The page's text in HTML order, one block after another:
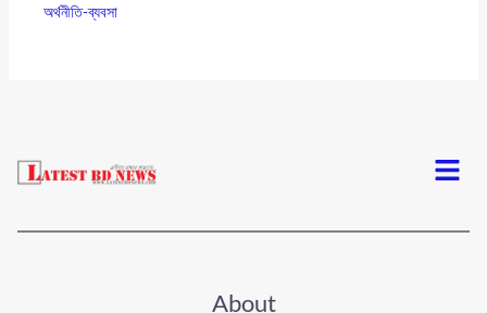
অর্থনীতি-ব্যবসা
Menu
About